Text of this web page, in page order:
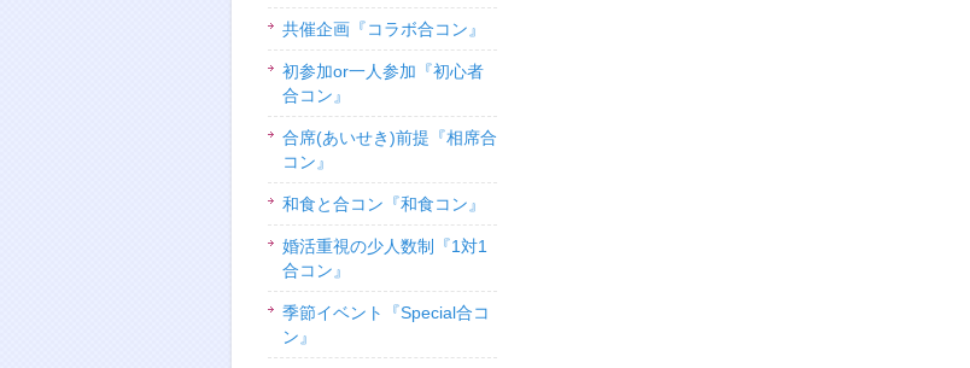
共催企画『コラボ合コン』
初参加or一人参加『初心者
合コン』
合席(あいせき)前提『相席合
コン』
和食と合コン『和食コン』
婚活重視の少人数制『1対1
合コン』
季節イベント『Special合コ
ン』